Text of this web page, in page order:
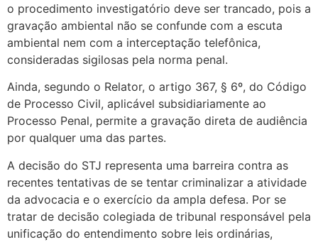
o procedimento investigatório deve ser trancado, pois a
gravação ambiental não se confunde com a escuta
ambiental nem com a interceptação telefônica,
consideradas sigilosas pela norma penal.
Ainda, segundo o Relator, o artigo 367, § 6º, do Código
de Processo Civil, aplicável subsidiariamente ao
Processo Penal, permite a gravação direta de audiência
por qualquer uma das partes.
A decisão do STJ representa uma barreira contra as
recentes tentativas de se tentar criminalizar a atividade
da advocacia e o exercício da ampla defesa. Por se
tratar de decisão colegiada de tribunal responsável pela
unificação do entendimento sobre leis ordinárias,